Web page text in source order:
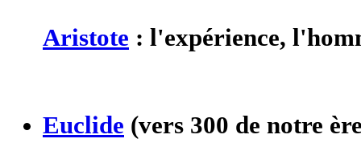
Aristote : l'expérience,
Euclide (vers 300 de notre